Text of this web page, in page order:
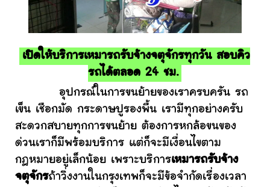
เปิดให้บริการเหมารถรับจ้างจตุจักรทุกวัน สอบคิว
รถได้ตลอด 24 ชม.
อุปกรณ์ในการขนย้ายของเราครบครัน รถ
เข็น เชือกมัด กระดาษปูรองพื้น เรามีทุกอย่างครับ
สะดวกสบายทุกการขนย้าย ต้องการหกล้อขนของ
ด่วนเราก็มีพร้อมบริการ แต่ก็จะมีเงื่อนไขตาม
กฎหมายอยู่เล็กน้อย เพราะบริการเหมารถรับจ้าง
จตุจักรถ้าวิ่งงานในกรุงเทพก็จะมีข้อจำกัดเรื่องเวลา